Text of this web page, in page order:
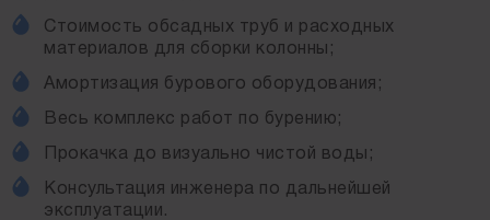
Стоимость обсадных труб и расходных
материалов для сборки колонны;
Амортизация бурового оборудования;
Весь комплекс работ по бурению;
Прокачка до визуально чистой воды;
Консультация инженера по дальнейшей
эксплуатации.